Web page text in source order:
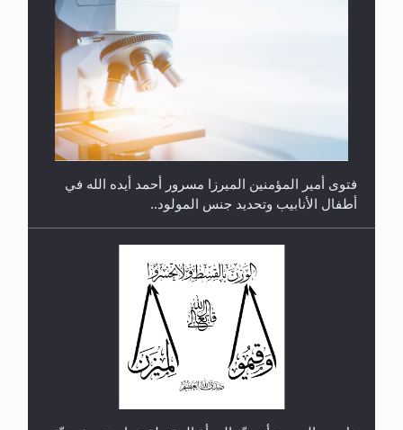
رأيٌ في لغة المسيح الموعود عليه السلام.. 4...
فتوى أمير المؤمنين الميرزا مسرور أحمد أيده الله في
أطفال الأنابيب وتحديد جنس المولود..